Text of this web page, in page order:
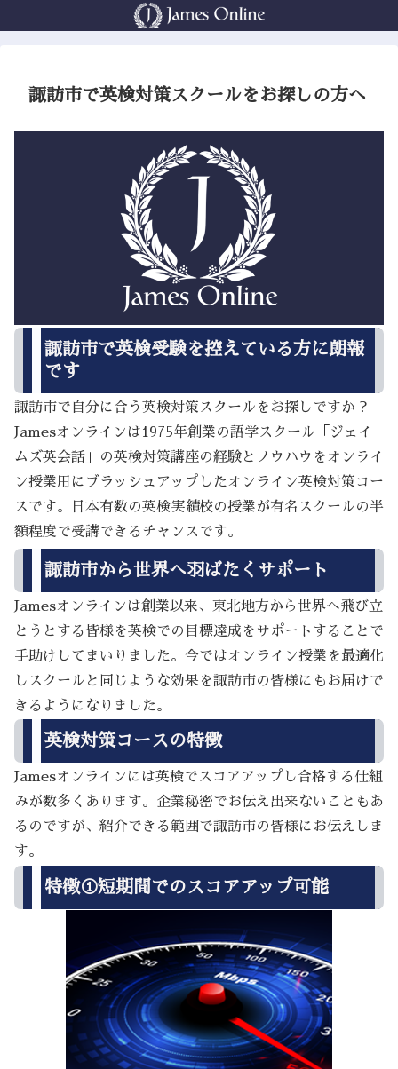
諏訪市で英検対策スクールをお探しの方へ
諏訪市で英検受験を控えている方に朗報
です
諏訪市で自分に合う英検対策スクールをお探しですか？
Jamesオンラインは1975年創業の語学スクール「ジェイ
ムズ英会話」の英検対策講座の経験とノウハウをオンライ
ン授業用にブラッシュアップしたオンライン英検対策コー
スです。日本有数の英検実績校の授業が有名スクールの半
額程度で受講できるチャンスです。
諏訪市から世界へ羽ばたくサポート
Jamesオンラインは創業以来、東北地方から世界へ飛び立
とうとする皆様を英検での目標達成をサポートすることで
手助けしてまいりました。今ではオンライン授業を最適化
しスクールと同じような効果を諏訪市の皆様にもお届けで
きるようになりました。
英検対策コースの特徴
Jamesオンラインには英検でスコアアップし合格する仕組
みが数多くあります。企業秘密でお伝え出来ないこともあ
るのですが、紹介できる範囲で諏訪市の皆様にお伝えしま
す。
特徴①短期間でのスコアアップ可能